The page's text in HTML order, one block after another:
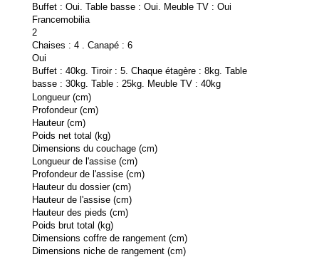
Buffet : Oui. Table basse : Oui. Meuble TV : Oui
Francemobilia
2
Chaises : 4 . Canapé : 6
Oui
Buffet : 40kg. Tiroir : 5. Chaque étagère : 8kg. Table
basse : 30kg. Table : 25kg. Meuble TV : 40kg
Longueur (cm)
Profondeur (cm)
Hauteur (cm)
Poids net total (kg)
Dimensions du couchage (cm)
Longueur de l'assise (cm)
Profondeur de l'assise (cm)
Hauteur du dossier (cm)
Hauteur de l'assise (cm)
Hauteur des pieds (cm)
Poids brut total (kg)
Dimensions coffre de rangement (cm)
Dimensions niche de rangement (cm)